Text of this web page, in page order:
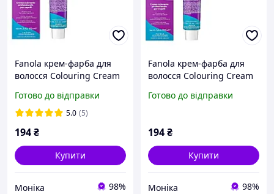
Fanola крем-фарба для
волосся Colouring Cream
Готово до відправки
5.0 (5)
194₴
Купити
Моніка 98%
Fanola крем-фарба для
волосся Colouring Cream
Готово до відправки
194₴
Купити
Моніка 98%